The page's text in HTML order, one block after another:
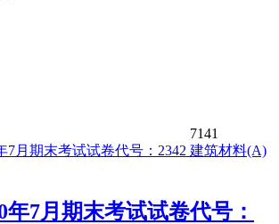
7141
年7月期末考试试卷代号：